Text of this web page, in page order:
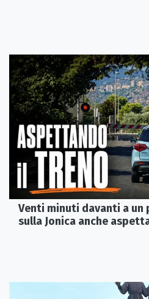
Venti minuti davanti a un
sulla Jonica anche